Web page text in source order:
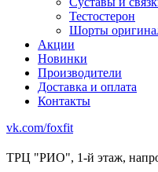
Тестостерон
Шорты
Акции
Новинки
Производители
Доставка и оплата
Контакты
vk.com/foxfit
ТРЦ "РИО", 1-й этаж,